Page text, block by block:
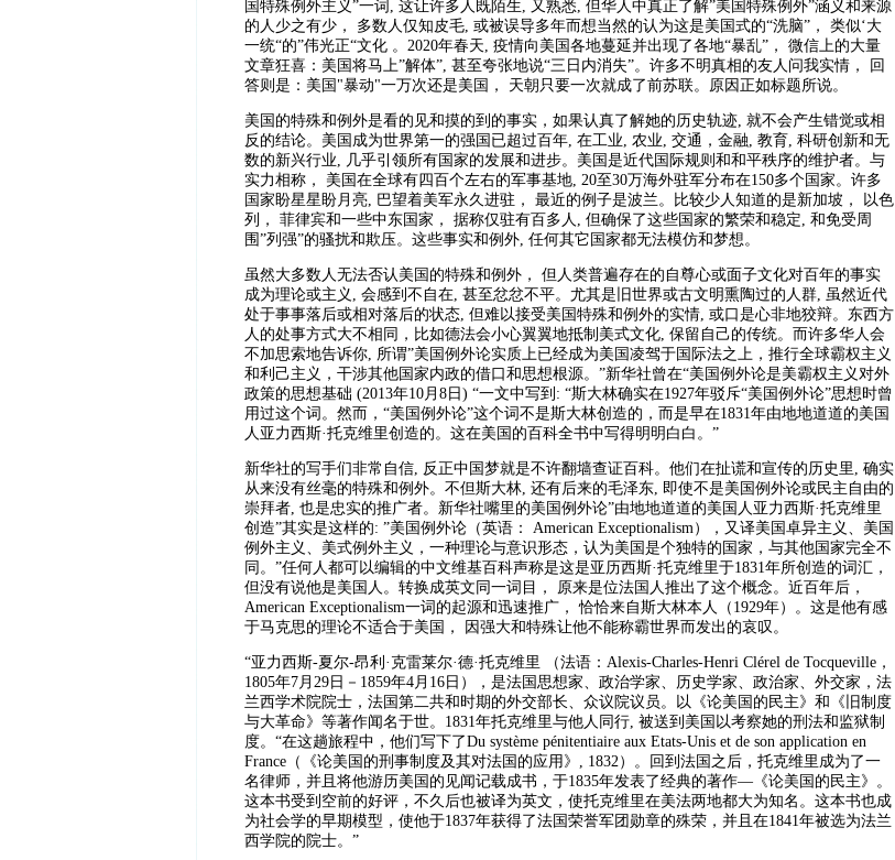
国特殊例外主义”一词, 这让许多人既陌生, 又熟悉, 但华人中真正了解”美国特殊例外”涵义和来源
的人少之有少， 多数人仅知皮毛, 或被误导多年而想当然的认为这是美国式的“洗脑”， 类似‘大
一统“的”伟光正“文化 。2020年春天, 疫情向美国各地蔓延并出现了各地“暴乱”， 微信上的大量
文章狂喜：美国将马上”解体”, 甚至夸张地说“三日内消失”。许多不明真相的友人问我实情， 回
答则是：美国"暴动"一万次还是美国， 天朝只要一次就成了前苏联。原因正如标题所说。
美国的特殊和例外是看的见和摸的到的事实，如果认真了解她的历史轨迹, 就不会产生错觉或相
反的结论。美国成为世界第一的强国已超过百年, 在工业, 农业, 交通，金融, 教育, 科研创新和无
数的新兴行业, 几乎引领所有国家的发展和进步。美国是近代国际规则和和平秩序的维护者。与
实力相称， 美国在全球有四百个左右的军事基地, 20至30万海外驻军分布在150多个国家。许多
国家盼星星盼月亮, 巴望着美军永久进驻， 最近的例子是波兰。比较少人知道的是新加坡， 以色
列， 菲律宾和一些中东国家， 据称仅驻有百多人, 但确保了这些国家的繁荣和稳定, 和免受周
围”列强”的骚扰和欺压。这些事实和例外, 任何其它国家都无法模仿和梦想。
虽然大多数人无法否认美国的特殊和例外， 但人类普遍存在的自尊心或面子文化对百年的事实
成为理论或主义, 会感到不自在, 甚至忿忿不平。尤其是旧世界或古文明熏陶过的人群, 虽然近代
处于事事落后或相对落后的状态, 但难以接受美国特殊和例外的实情, 或口是心非地狡辩。东西方
人的处事方式大不相同，比如德法会小心翼翼地抵制美式文化, 保留自己的传统。而许多华人会
不加思索地告诉你, 所谓”美国例外论实质上已经成为美国凌驾于国际法之上，推行全球霸权主义
和利己主义，干涉其他国家内政的借口和思想根源。”新华社曾在“美国例外论是美霸权主义对外
政策的思想基础 (2013年10月8日) “一文中写到: “斯大林确实在1927年驳斥“美国例外论”思想时曾
用过这个词。然而，“美国例外论”这个词不是斯大林创造的，而是早在1831年由地地道道的美国
人亚力西斯·托克维里创造的。这在美国的百科全书中写得明明白白。”
新华社的写手们非常自信, 反正中国梦就是不许翻墙查证百科。他们在扯谎和宣传的历史里, 确实
从来没有丝毫的特殊和例外。不但斯大林, 还有后来的毛泽东, 即使不是美国例外论或民主自由的
崇拜者, 也是忠实的推广者。新华社嘴里的美国例外论”由地地道道的美国人亚力西斯·托克维里
创造”其实是这样的: ”美国例外论（英语： American Exceptionalism），又译美国卓异主义、美国
例外主义、美式例外主义，一种理论与意识形态，认为美国是个独特的国家，与其他国家完全不
同。”任何人都可以编辑的中文维基百科声称是这是亚历西斯·托克维里于1831年所创造的词汇，
但没有说他是美国人。转换成英文同一词目， 原来是位法国人推出了这个概念。近百年后，
American Exceptionalism一词的起源和迅速推广， 恰恰来自斯大林本人（1929年）。这是他有感
于马克思的理论不适合于美国， 因强大和特殊让他不能称霸世界而发出的哀叹。
“亚力西斯-夏尔-昂利·克雷莱尔·德·托克维里 （法语：Alexis-Charles-Henri Clérel de Tocqueville，
1805年7月29日－1859年4月16日），是法国思想家、政治学家、历史学家、政治家、外交家，法
兰西学术院院士，法国第二共和时期的外交部长、众议院议员。以《论美国的民主》和《旧制度
与大革命》等著作闻名于世。1831年托克维里与他人同行, 被送到美国以考察她的刑法和监狱制
度。“在这趟旅程中，他们写下了Du système pénitentiaire aux Etats-Unis et de son application en
France（《论美国的刑事制度及其对法国的应用》, 1832）。回到法国之后，托克维里成为了一
名律师，并且将他游历美国的见闻记载成书，于1835年发表了经典的著作—《论美国的民主》。
这本书受到空前的好评，不久后也被译为英文，使托克维里在美法两地都大为知名。这本书也成
为社会学的早期模型，使他于1837年获得了法国荣誉军团勋章的殊荣，并且在1841年被选为法兰
西学院的院士。”